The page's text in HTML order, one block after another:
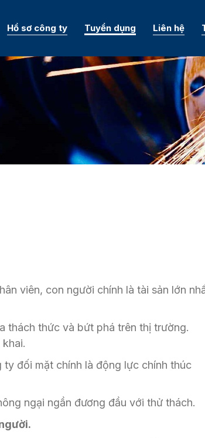
Hồ sơ công ty Tuyển dụng Liên hệ
viên, con người chính là tài sản lớn
thách thức và bứt phá trên thị trường.
đối mặt chính là động lực chính thúc
ngại ngần đương đầu với thử thách.